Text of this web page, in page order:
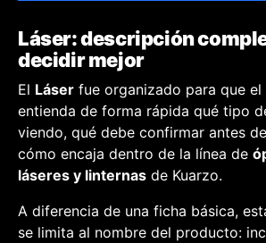
Láser: descripción
decidir mejor
El Láser fue organizado para que
entienda de forma rápida qué tipo
viendo, qué debe confirmar antes
cómo encaja dentro de la línea de
láseres y linternas de Kuarzo.
A diferencia de una ficha básica,
se limita al nombre del producto: